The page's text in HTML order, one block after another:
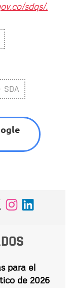
sdqs/.
SDA
para el
de 2026